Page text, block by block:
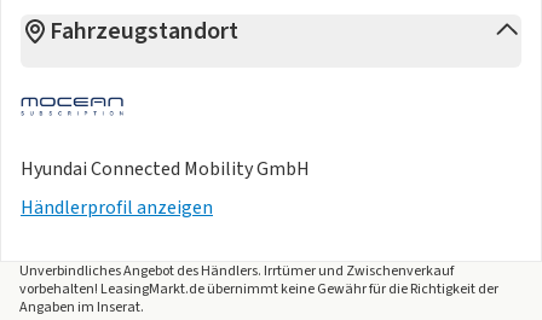
Fahrzeugstandort
Hyundai Connected Mobility GmbH
Händlerprofil anzeigen
Unverbindliches Angebot desHändlers. Irrtümer und Zwischenverkauf
vorbehalten! LeasingMarkt.de übernimmt keine Gewähr für die Richtigkeit der
Angaben im Inserat.